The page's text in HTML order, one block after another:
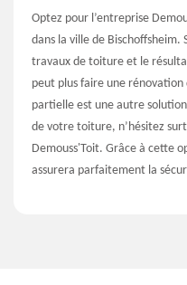
Optez pour l’entreprise
dans la ville de Bischoffsheim.
travaux de toiture et le
peut plus faire une
partielle est une autre
de votre toiture, n’hésitez
Demouss'Toit. Grâce à cette
assurera parfaitement la